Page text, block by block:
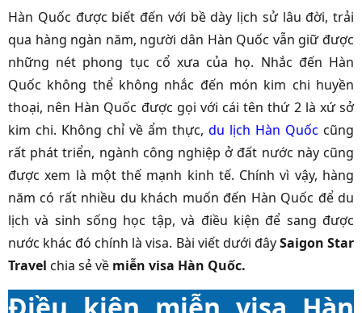
Hàn Quốc được biết đến với bề dày lịch sử lâu đời, trải
qua hàng ngàn năm, người dân Hàn Quốc vẫn giữ được
những nét phong tục cổ xưa của họ. Nhắc đến Hàn
Quốc không thể không nhắc đến món kim chi huyền
thoại, nên Hàn Quốc được gọi với cái tên thứ 2 là xứ sở
kim chi. Không chỉ về ẩm thực, du lịch Hàn Quốc cũng
rất phát triển, ngành công nghiệp ở đất nước này cũng
được xem là một thế mạnh kinh tế. Chính vì vậy, hàng
năm có rất nhiều du khách muốn đến Hàn Quốc để du
lịch và sinh sống học tập, và điều kiện để sang được
nước khác đó chính là visa. Bài viết dưới đâySaigon Star
Travel chia sẻ về miễn visa Hàn Quốc.